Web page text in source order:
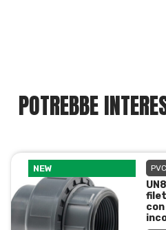
POTREBBE
NEW PVC